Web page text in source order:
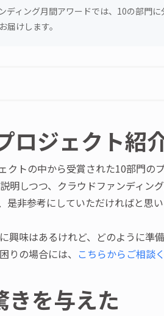
ディング月間アワードでは、10の部門
届けします。
ロジェクト紹
クトの中から受賞された10部門の
明しつつ、クラウドファンディン
是非参考にしていただければと思い
興味はあるけれど、どのように準
りの場合には、 こちらからご相談
きを与えた